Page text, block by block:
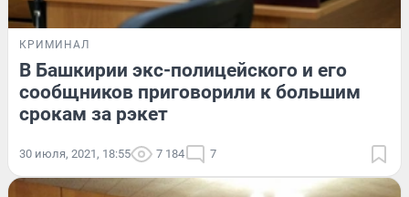
КРИМИНАЛ
В Башкирии экс-полицейского и его
сообщников приговорили к большим
срокам за рэкет
30 июля, 2021, 18:55 7 184 7